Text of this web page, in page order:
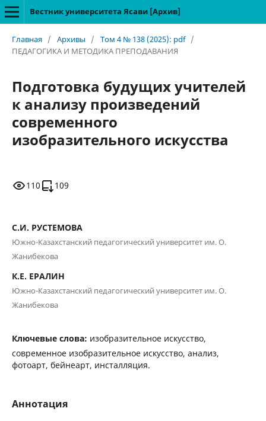
Вестник университета Ясави [Архив]
Главная / Архивы / Том 4 № 138 (2025): pdf /
ПЕДАГОГИКА И МЕТОДИКА ПРЕПОДАВАНИЯ
Подготовка будущих учителей
к анализу произведений
современного
изобразительного искусства
110 109
С.И. РУСТЕМОВА
Южно-Казахстанский педагогический университет им. О.
Жанибекова
К.Е. ЕРАЛИН
Южно-Казахстанский педагогический университет им. О.
Жанибекова
Ключевые слова: изобразительное искусство,
современное изобразительное искусство, анализ,
фотоарт, бейнеарт, инсталляция.
Аннотация